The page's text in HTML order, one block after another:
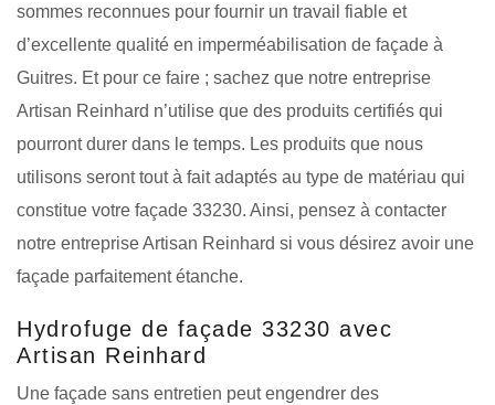
sommes reconnues pour fournir un travail fiable et
d’excellente qualité en imperméabilisation de façade à
Guitres. Et pour ce faire ; sachez que notre entreprise
Artisan Reinhard n’utilise que des produits certifiés qui
pourront durer dans le temps. Les produits que nous
utilisons seront tout à fait adaptés au type de matériau qui
constitue votre façade 33230. Ainsi, pensez à contacter
notre entreprise Artisan Reinhard si vous désirez avoir une
façade parfaitement étanche.
Hydrofuge de façade 33230 avec
Artisan Reinhard
Une façade sans entretien peut engendrer des